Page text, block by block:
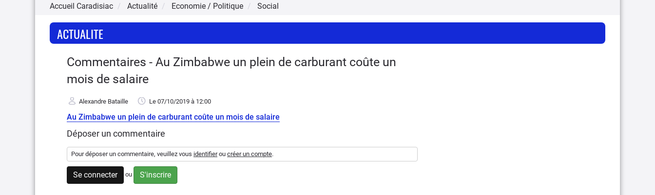
Accueil Caradisiac Actualité Economie / Politique Social
ACTUALITE
Commentaires - Au Zimbabwe un plein de carburant coûte un
mois de salaire
Alexandre Bataille Le 07/10/2019 à 12:00
Au Zimbabwe un plein de carburant coûte un mois de salaire
Déposer un commentaire
Pour déposer un commentaire, veuillez vous identifierou créer un compte.
Se connecter ou S'inscrire